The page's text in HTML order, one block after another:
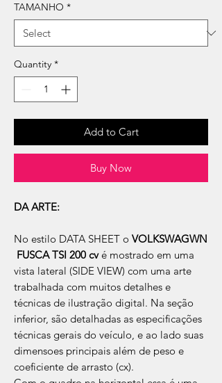
TAMANHO *
Quantity *
Add to Cart
Buy Now
DA ARTE:
No estilo DATA SHEET o VOLKSWAGWN
FUSCA TSI 200 cvé mostrado em uma
vista lateral (SIDE VIEW) com uma arte
trabalhada com muitos detalhes e
técnicas de ilustração digital. Na seção
inferior, são detalhadas as especificações
técnicas gerais do veículo, e ao lado suas
dimensoes principais além de peso e
coeficiente de arrasto (cx).